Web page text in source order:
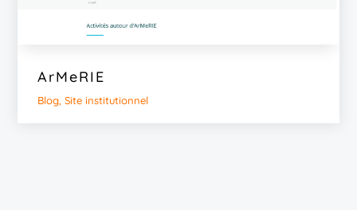
ArMeRIE
Blog ,Site institutionnel